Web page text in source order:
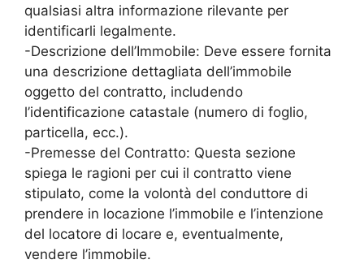
qualsiasi altra informazione rilevante per
identificarli legalmente.
-Descrizione dell’Immobile: Deve essere fornita
una descrizione dettagliata dell’immobile
oggetto del contratto, includendo
l’identificazione catastale (numero di foglio,
particella, ecc.).
-Premesse del Contratto: Questa sezione
spiega le ragioni per cui il contratto viene
stipulato, come la volontà del conduttore di
prendere in locazione l’immobile e l’intenzione
del locatore di locare e, eventualmente,
vendere l’immobile.